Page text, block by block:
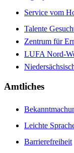
Service vom
Talente
Zentrum für
LUFA Nord-
Amtliches
Leichte
Barrierefreiheit